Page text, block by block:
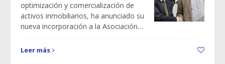
optimización y comercialización de
activos inmobiliarios, ha anunciado su
nueva incorporación a la Asociación…
Leer más